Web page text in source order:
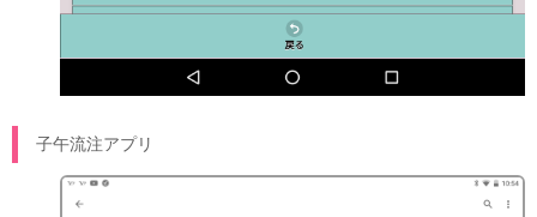
子午流注アプリ